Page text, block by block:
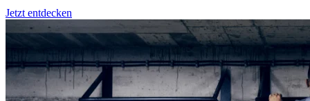
Jetzt entdecken